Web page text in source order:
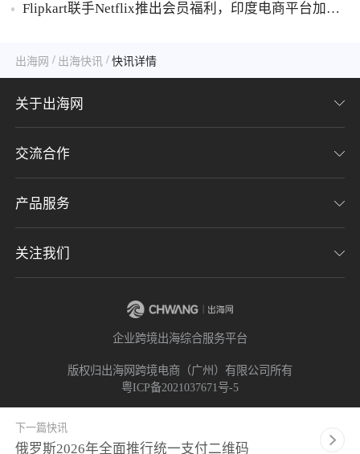
Flipkart联手Netflix推出会员福利，印度电商平台加码
出海网 / 出海快讯 / 快讯详情
关于出海网
关于我们
加入我们
隐私协议
交流合作
联系我们
意见反馈
产品服务
CHWE全球跨境电商展
关注我们
企业跨境出海综合服务平台
版权归出海网跨境电商（广州）有限公司所有
粤ICP备2021037671号-5
下一篇快讯
俄罗斯2026年全面推行统一支付二维码